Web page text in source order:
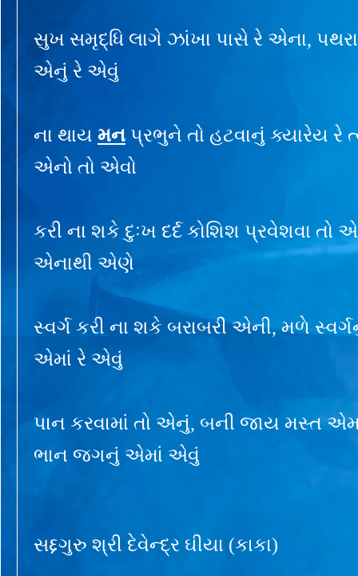
સુખ સમૃદ્ધિ લાગે ઝાંખા પાસે રે એના,
એનું રે એવું
ના થાય મન પ્રભુને તો હટવાનું ક્યારેય રે
એનો તો એવો
કરી ના શકે દુઃખ દર્દ કોશિશ પ્રવેશવા તો
એનાથી એણે
સ્વર્ગ કરી ના શકે બરાબરી એની, મળે
એમાં રે એવું
પાન કરવામાં તો એનું, બની જાય મસ્ત
ભાન જગનું એમાં એવું
સદ્દગુરુ શ્રી દેવેન્દ્ર ઘીયા (કાકા)